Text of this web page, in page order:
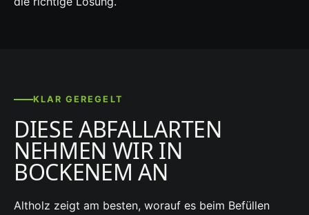
KLAR GEREGELT
DIESE ABFALLARTEN
NEHMEN WIR IN
BOCKENEM AN
Altholz zeigt am besten, worauf es beim Befüllen